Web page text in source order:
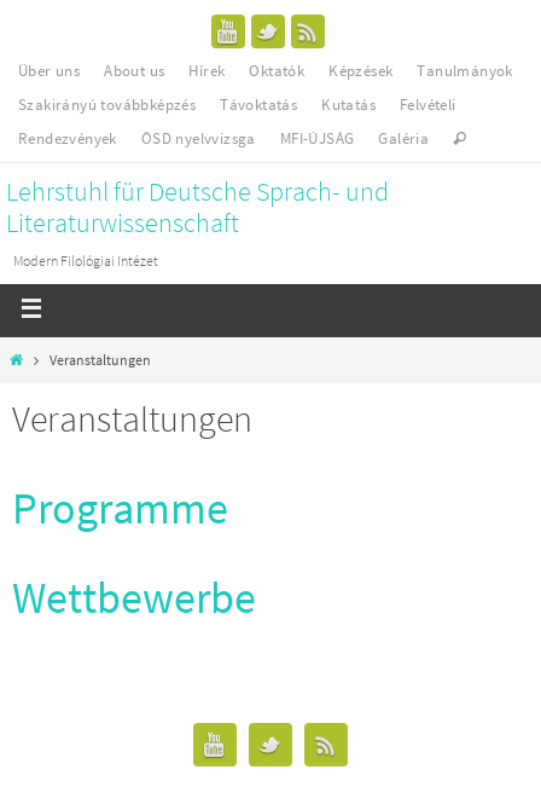
Über uns About us Hírek Oktatók Képzések
Tanulmányok
Szakirányú továbbképzés
Távoktatás Kutatás
Felvételi
Rendezvények
ÖSD nyelvvizsga MFI-ÚJSÁG Galéria
Lehrstuhl für Deutsche Sprach- und
Literaturwissenschaft
Modern Filológiai Intézet
Veranstaltungen
Veranstaltungen
Programme
Wettbewerbe